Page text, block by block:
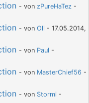
- von zPureHaTez -
- von Oli - 17.05.2014,
- von Paul -
- von MasterChief56 -
- von Stormi -